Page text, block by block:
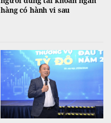
hàng có hành vi sau